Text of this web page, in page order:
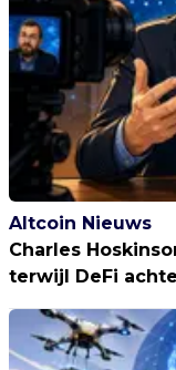
Altcoin Nieuws
Charles
terwijl DeFi